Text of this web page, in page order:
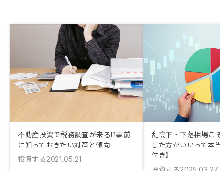
不動産投資で税務調査が来る!?事前
に知っておきたい対策と傾向
投資する2021.05.21
乱高下・下落相場こ
した方がいいって本
付き】
投資する2025.03.27